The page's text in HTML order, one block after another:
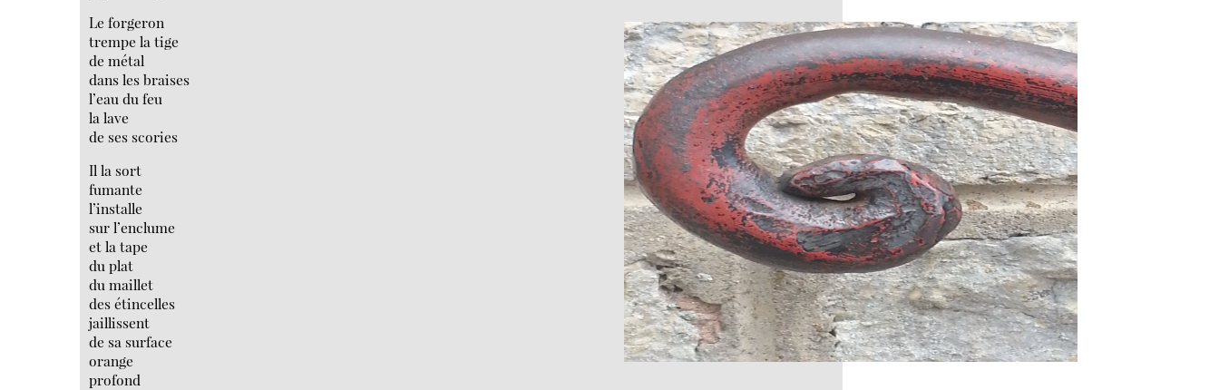
Le forgeron
trempe la tige
de métal
dans les braises
l’eau du feu
la lave
de ses scories
Il la sort
fumante
l’installe
sur l’enclume
et la tape
du plat
du maillet
des étincelles
jaillissent
de sa surface
orange
profond